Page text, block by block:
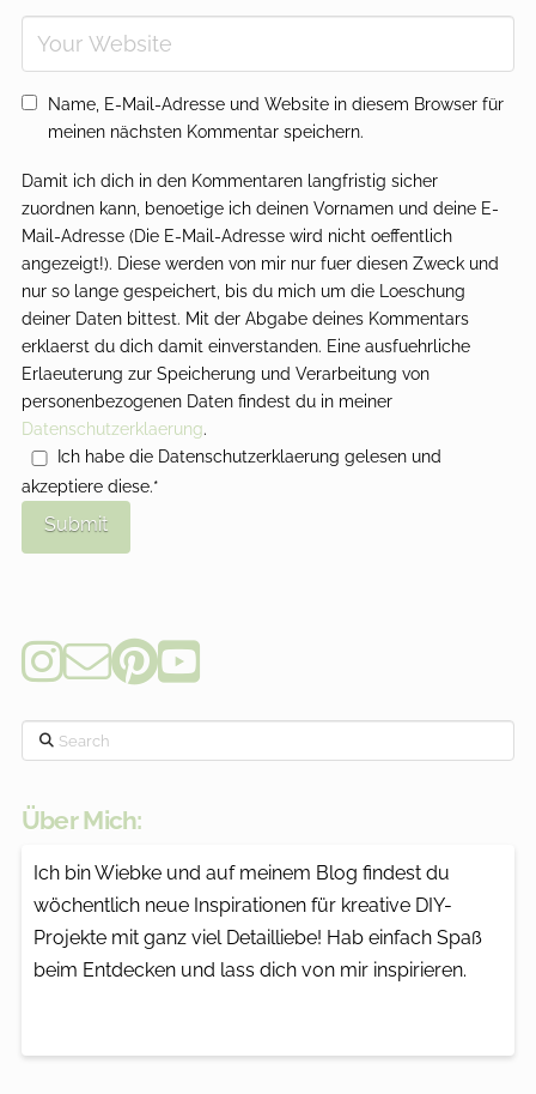
Name, E-Mail-Adresse und Website in diesem Browser für
meinen nächsten Kommentar speichern.
Damit ich dich in den Kommentaren langfristig sicher
zuordnen kann, benoetige ich deinen Vornamen und deine E-
Mail-Adresse (Die E-Mail-Adresse wird nicht oeffentlich
angezeigt!). Diese werden von mir nur fuer diesen Zweck und
nur so lange gespeichert, bis du mich um die Loeschung
deiner Daten bittest. Mit der Abgabe deines Kommentars
erklaerst du dich damit einverstanden. Eine ausfuehrliche
Erlaeuterung zur Speicherung und Verarbeitung von
personenbezogenen Daten findest du in meiner
Datenschutzerklaerung.
Ich habe die Datenschutzerklaerung gelesen und
akzeptiere diese.*
Search
Über Mich:
Ich bin Wiebke und auf meinem Blog findest du
wöchentlich neue Inspirationen für kreative DIY-
Projekte mit ganz viel Detailliebe! Hab einfach Spaß
beim Entdecken und lass dich von mir inspirieren.